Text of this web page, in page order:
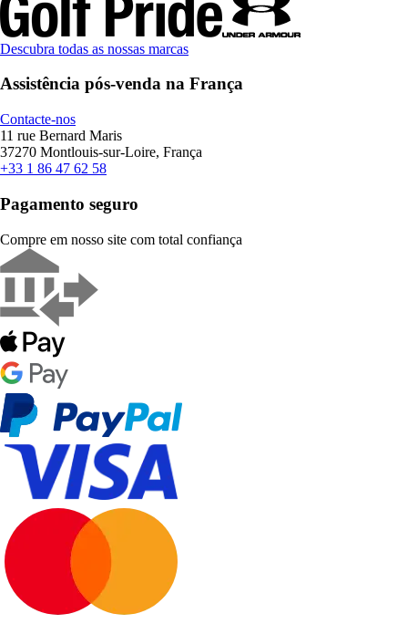
Descubra todas as nossas marcas
Assistência pós-venda na França
Contacte-nos
11 rue Bernard Maris
37270 Montlouis-sur-Loire, França
+33 1 86 47 62 58
Pagamento seguro
Compre em nosso site com total confiança